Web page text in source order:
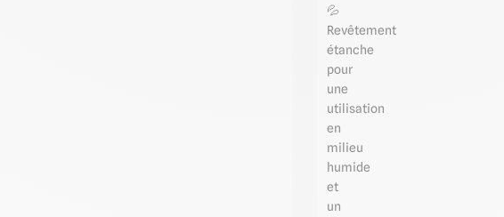
💦
Revêtement
étanche
pour
une
utilisation
en
milieu
humide
et
un